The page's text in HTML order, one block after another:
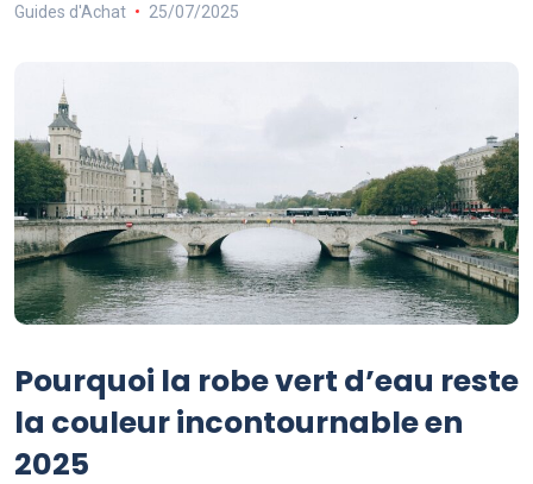
Guides d'Achat 25/07/2025
Pourquoi la robe vert d’eau reste
la couleur incontournable en
2025